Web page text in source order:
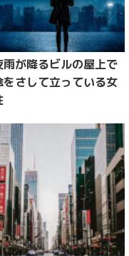
雨が降るビルの屋上で
をさして立っている女